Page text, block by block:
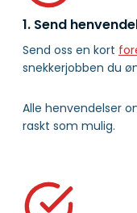
1. Send
Send oss en kort
snekkerjobben du
Alle henvendelser
raskt som mulig.